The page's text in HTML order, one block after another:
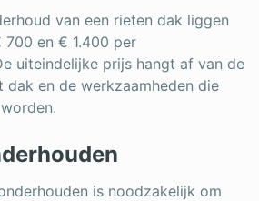
van een rieten dak liggen
en € 1.400 per
uiteindelijke prijs hangt af van de
dak en de werkzaamheden die
is noodzakelijk om